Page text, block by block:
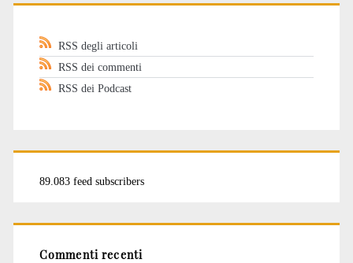
RSS degli articoli
RSS dei commenti
RSS dei Podcast
89.083 feed subscribers
Commenti recenti